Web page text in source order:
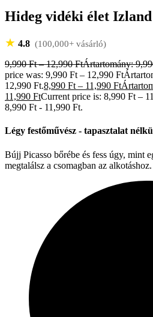
Hideg vidéki élet Izland
★ 4.8 (100,000+ vásárló)
9,990Ft – 12,990FtÁrtartomány:
price was: 9,990 Ft – 12,990
12,990 Ft.8,990 Ft – 11,990 Ft
11,990 FtCurrent price is: 8,990 Ft –
8,990 Ft - 11,990 Ft.
Légy festőművész - tapasztalat
Bújj Picasso bőrébe és fess úgy, mint
megtalálsz a csomagban az alkotáshoz.